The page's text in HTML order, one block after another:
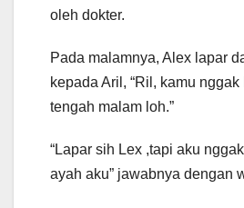
oleh dokter.
Pada malamnya, Alex lapar
kepada Aril, “Ril, kamu
tengah malam loh.”
“Lapar sih Lex ,tapi aku
ayah aku” jawabnya dengan